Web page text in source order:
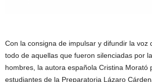
Con la consigna de impulsar y difundir la voz
todo de aquellas que fueron silenciadas por
hombres, la autora española Cristina Morató
estudiantes de la Preparatoria Lázaro